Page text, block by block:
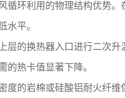
环利用的物理结构优势。
水平。
的换热器入口进行二次升
热卡值显著下降。
度的岩棉或硅酸铝耐火纤维